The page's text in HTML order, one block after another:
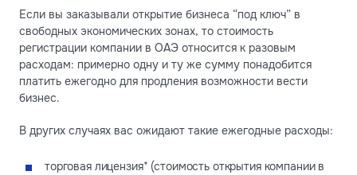
Если вы заказывали открытие бизнеса “под ключ” в
свободных экономических зонах, то стоимость
регистрации компании в ОАЭ относится к разовым
расходам: примерно одну и ту же сумму понадобится
платить ежегодно для продления возможности вести
бизнес.
В других случаях вас ожидают такие ежегодные расходы:
торговая лицензия* (стоимость открытия компании в